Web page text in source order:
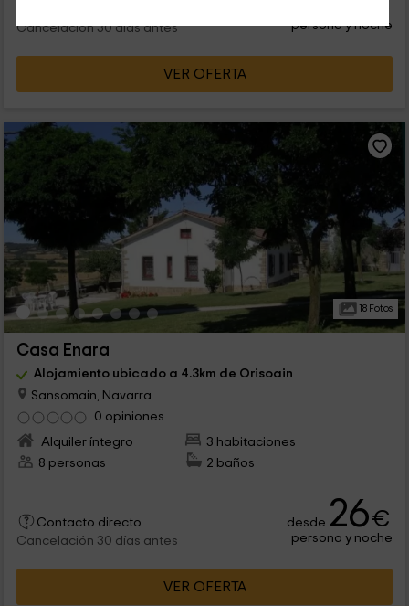
Cancelación 30 días antes
persona y noche
VER OFERTA
18 Fotos
Casa Enara
Alojamiento ubicado a 4.3km de Orisoain
Sansomain, Navarra
0 opiniones
Alquiler íntegro
3 habitaciones
8 personas
2 baños
Contacto directo
Cancelación 30 días antes
desde 26€
persona y noche
VER OFERTA